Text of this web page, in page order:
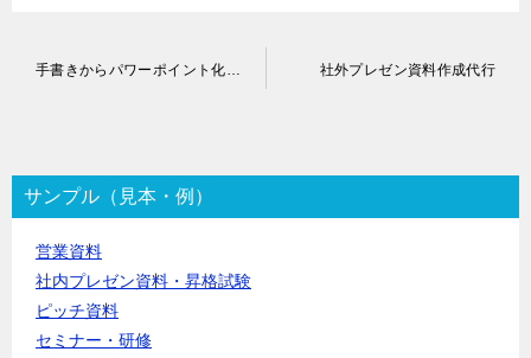
ゲ
ー
シ
社外プレゼン資料作成代行
サンプル（見本・例）
営業資料
社内プレゼン資料・昇格試験
ピッチ資料
セミナー・研修